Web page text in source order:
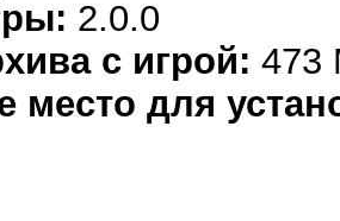
2.0.0
с игрой: 473
место для